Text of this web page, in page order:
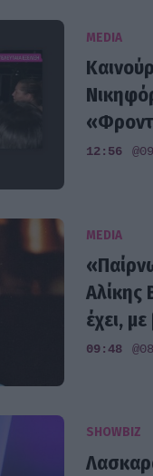
MEDIA
12:56
MEDIA
Αλίκης
έχει,
09:48
SHOWBIZ